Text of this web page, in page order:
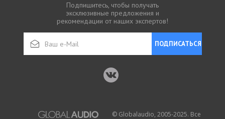
Подпишитесь, чтобы получать
эксклюзивные предложения и
рекомендации от наших экспертов!
ПОДПИСАТЬСЯ
© Globalaudio, 2005-2025. Все